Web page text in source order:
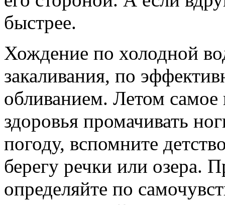
быс­трее.
Хождение по холодной
закали­вания, по
обливанием. Летом самое
здоровья промачивать
погоду, вспомните
берегу речки или озе­ра.
определяйте по